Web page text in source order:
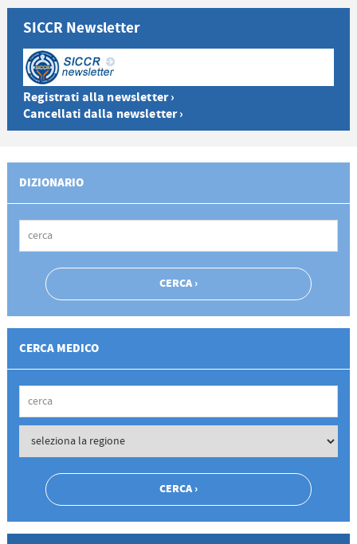
SICCR Newsletter
Registrati alla newsletter ›
Cancellati dalla newsletter ›
DIZIONARIO
CERCA MEDICO